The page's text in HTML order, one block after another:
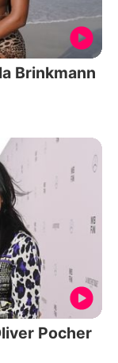
Brinkmann
Pocher